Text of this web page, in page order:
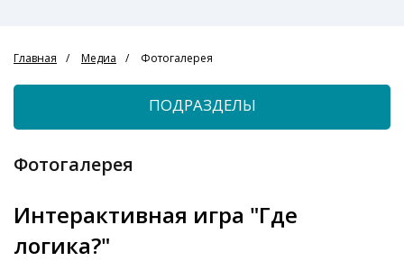
Главная Медиа Фотогалерея
ПОДРАЗДЕЛЫ
Фотогалерея
Интерактивная игра "Где
логика?"